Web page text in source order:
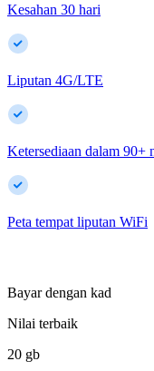
Kesahan 30 hari
Liputan 4G/LTE
Ketersediaan dalam 90+
Peta tempat liputan WiFi
Bayar dengan kad
Nilai terbaik
20 gb